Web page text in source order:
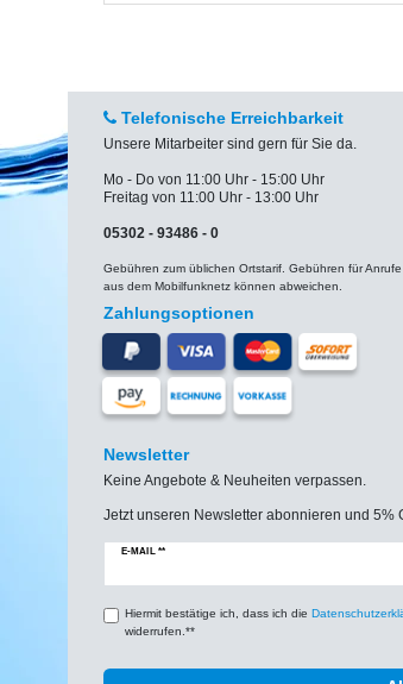
Telefonische Erreichbarkeit
Unsere Mitarbeiter sind gern für Sie da.
Mo - Do von 11:00 Uhr - 15:00 Uhr
Freitag von 11:00 Uhr - 13:00 Uhr
05302 - 93486 - 0
Gebühren zum üblichen Ortstarif. Gebühren für Anrufe
aus dem Mobilfunknetz können abweichen.
Zahlungsoptionen
Newsletter
Keine Angebote & Neuheiten verpassen.
Jetzt unseren Newsletter abonnieren und 5%
E-MAIL **
Newsletter
Hiermit bestätige ich, dass ich die
widerrufen.**